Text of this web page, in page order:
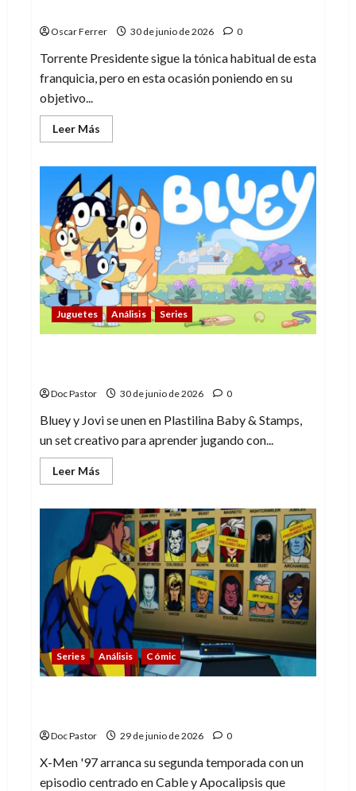
Oscar Ferrer 30 de junio de 2026 0
Torrente Presidente sigue la tónica habitual de esta
franquicia, pero en esta ocasión poniendo en su
objetivo...
Leer Más
más
Torrente
Presidente,
sátira
política
con
humor
de
brocha
gorda
Juguetes Análisis Series
Doc Pastor 30 de junio de 2026 0
Bluey y Jovi se unen en Plastilina Baby & Stamps,
un set creativo para aprender jugando con...
Leer Más
más
Bluey
Jovi:
plastilina
pensada
para
aprender
jugando
Series Análisis Cómic
Doc Pastor 29 de junio de 2026 0
X-Men '97 arranca su segunda temporada con un
episodio centrado en Cable y Apocalipsis que